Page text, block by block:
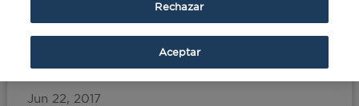
Travel manager: consejos
y claves para ser mejor
gestor
Jun 22, 2017
Rechazar
Aceptar